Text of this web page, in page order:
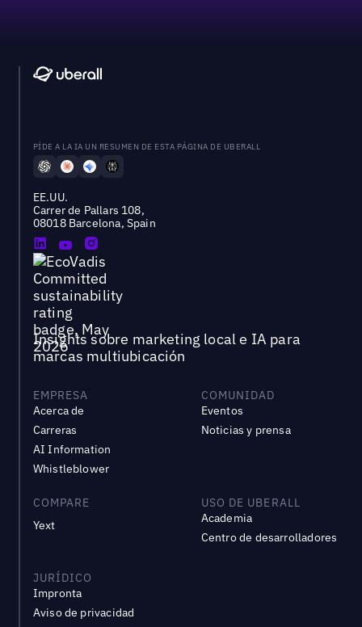
PÍDE A LA IA UN RESUMEN DE ESTA PÁGINA DE UBERALL
EE.UU.
Carrer de Pallars 108,
08018 Barcelona, Spain
Insights sobre marketing local e IA para
marcas multiubicación
EMPRESA
Acerca de
Carreras
AI Information
Whistleblower
COMUNIDAD
Eventos
Noticias y prensa
COMPARE
Yext
USO DE UBERALL
Academia
Centro de desarrolladores
JURÍDICO
Impronta
Aviso de privacidad